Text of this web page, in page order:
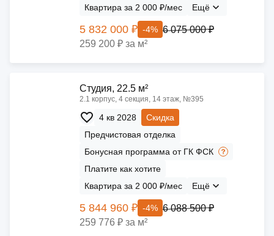
Квартира за 2 000 ₽/мес Ещё
5 832 000 ₽ -4% 6 075 000 ₽
259 200 ₽ за м²
Cтудия, 22.5 м²
2.1 корпус, 4 секция, 14 этаж, №395
4 кв 2028
Скидка
Предчистовая отделка
Бонусная программа от ГК ФСК
Платите как хотите
Квартира за 2 000 ₽/мес
Ещё
5 844 960 ₽ -4% 6 088 500 ₽
259 776 ₽ за м²